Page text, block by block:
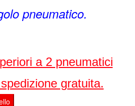
pneumatico.
a 2 pneumatici
gratuita.